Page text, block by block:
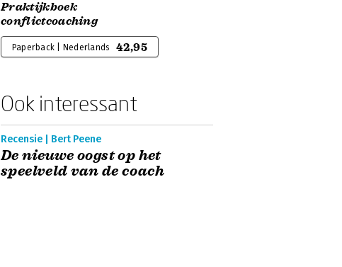
Praktijkboek
conflictcoaching
Paperback | Nederlands 42,95
Ook interessant
Recensie | Bert Peene
De nieuwe oogst op het
speelveld van de coach